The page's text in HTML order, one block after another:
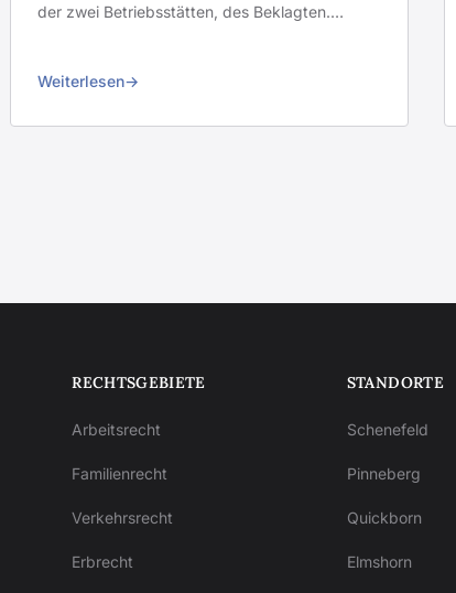
der zwei Betriebsstätten, des Beklagten.…
Weiterlesen
RECHTSGEBIETE
Arbeitsrecht
Familienrecht
Verkehrsrecht
Erbrecht
STANDORTE
Schenefeld
Pinneberg
Quickborn
Elmshorn